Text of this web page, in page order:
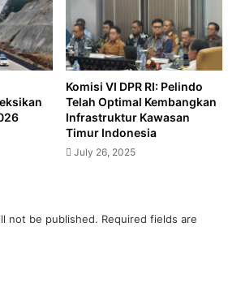
Komisi VI DPR RI: Pelindo
Telah Optimal Kembangkan
Infrastruktur Kawasan
Timur Indonesia
July 26, 2025
not be published. Required fields are